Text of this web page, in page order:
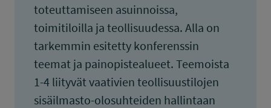
toteuttamiseen asuinnoissa,
toimitiloilla ja teollisuudessa. Alla on
tarkemmin esitetty konferenssin
teemat ja painopistealueet. Teemoista
1-4 liityvät vaativien teollisuustilojen
sisäilmasto-olosuhteiden hallintaan